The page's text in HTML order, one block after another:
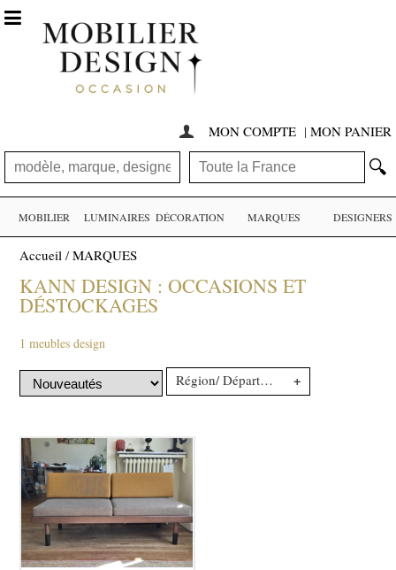
 MON COMPTE | MON PANIER
🔍

MOBILIER LUMINAIRES DÉCORATION MARQUES DESIGNERS
Accueil /MARQUES
KANN DESIGN : OCCASIONS ET
DÉSTOCKAGES
1 meubles design
Région/ Département +